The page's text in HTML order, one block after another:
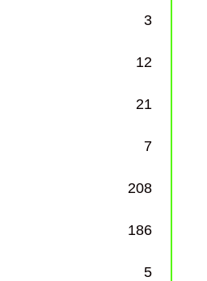
3
12
21
7
208
186
5